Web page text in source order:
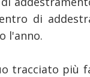
di
l'anno.
tracciato più